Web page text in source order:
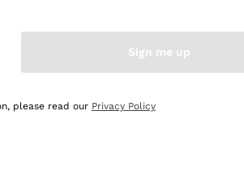
👍
Sign me up
please read our Privacy Policy